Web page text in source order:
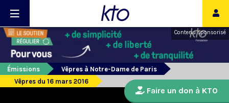
Contenu sponsorisé
Émissions
Vêpres à Notre-Dame de Paris
Vêpres du 16 mars 2016
Faire un don à KTO